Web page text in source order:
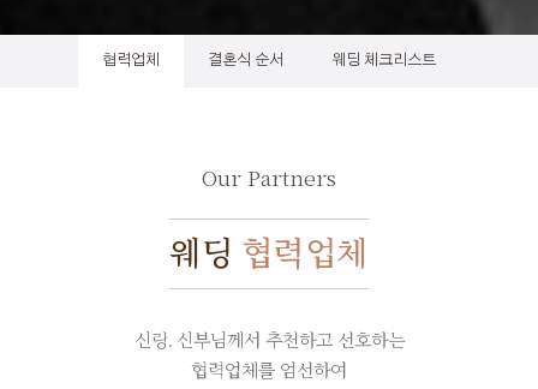
협력업체 결혼식 순서 웨딩 체크리스트
Our Partners
웨딩 협력업체
신랑, 신부님께서 추천하고 선호하는
협력업체를 엄선하여